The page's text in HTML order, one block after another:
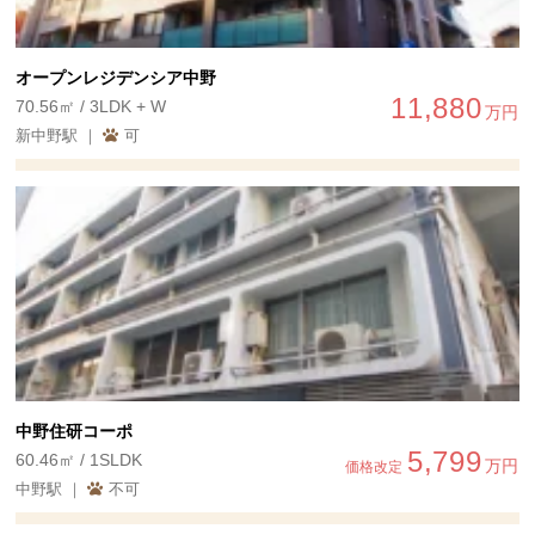
オープンレジデンシア中野
11,880万円
70.56㎡ / 3LDK + W
新中野駅 ｜ 可
中野住研コーポ
価格改定 5,799万円
60.46㎡ / 1SLDK
中野駅 ｜ 不可